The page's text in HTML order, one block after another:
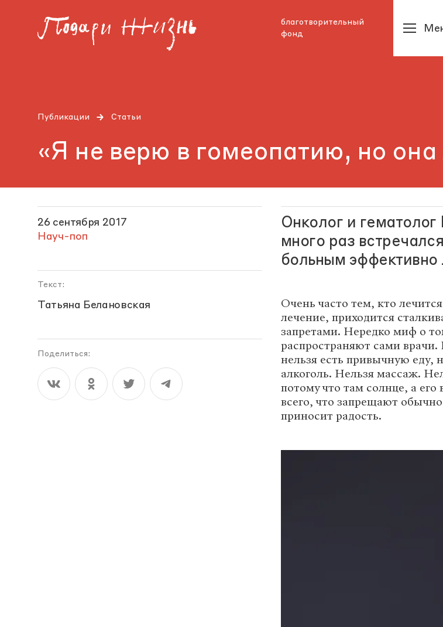
благотворительный
фонд
Публикации Статьи
«Я не верю в гомеопатию, но
26 сентября 2017
Науч-поп
Текст:
Татьяна Белановская
Поделиться:
Онколог и
много раз
больным эффективно
Очень часто тем, кто
лечение, приходится
запретами. Нередко миф о
распространяют сами
нельзя есть привычную еду,
алкоголь. Нельзя массаж.
потому что там солнце, а
всего, что запрещают
приносит радость.